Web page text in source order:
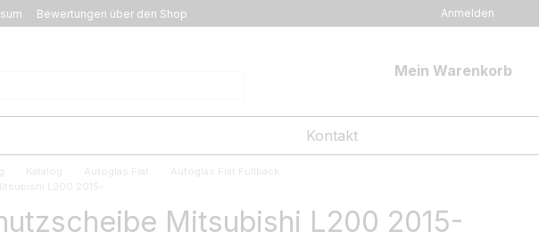
Bewertungen über den Shop Anmelden
Mein Warenkorb
Kontakt
Katalog Autoglas Fiat
Autoglas Fiat Fullback
L200 2015-
Mitsubishi L200 2015-